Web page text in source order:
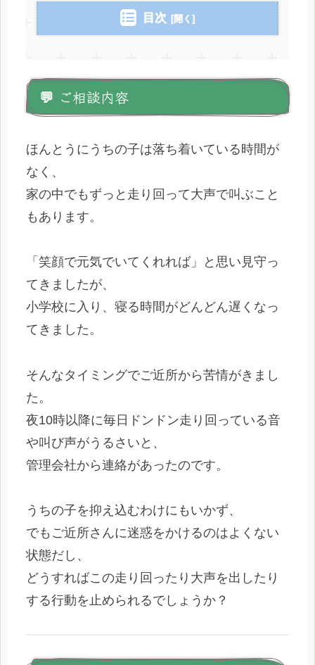
目次
💬 ご相談内容
ほんとうにうちの子は落ち着いている時間が
なく、
家の中でもずっと走り回って大声で叫ぶこと
もあります。
「笑顔で元気でいてくれれば」と思い見守っ
てきましたが、
小学校に入り、寝る時間がどんどん遅くなっ
てきました。
そんなタイミングでご近所から苦情がきまし
た。
夜10時以降に毎日ドンドン走り回っている音
や叫び声がうるさいと、
管理会社から連絡があったのです。
うちの子を抑え込むわけにもいかず、
でもご近所さんに迷惑をかけるのはよくない
状態だし、
どうすればこの走り回ったり大声を出したり
する行動を止められるでしょうか？